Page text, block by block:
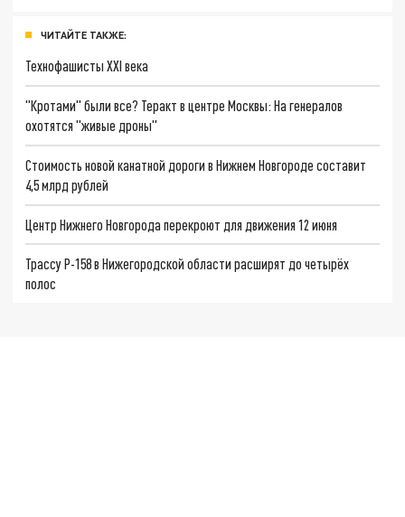
ЧИТАЙТЕ ТАКЖЕ:
Технофашисты XXI века
"Кротами" были все? Теракт в центре Москвы: На генералов
охотятся "живые дроны"
Стоимость новой канатной дороги в Нижнем Новгороде составит
4,5 млрд рублей
Центр Нижнего Новгорода перекроют для движения 12 июня
Трассу Р-158 в Нижегородской области расширят до четырёх
полос